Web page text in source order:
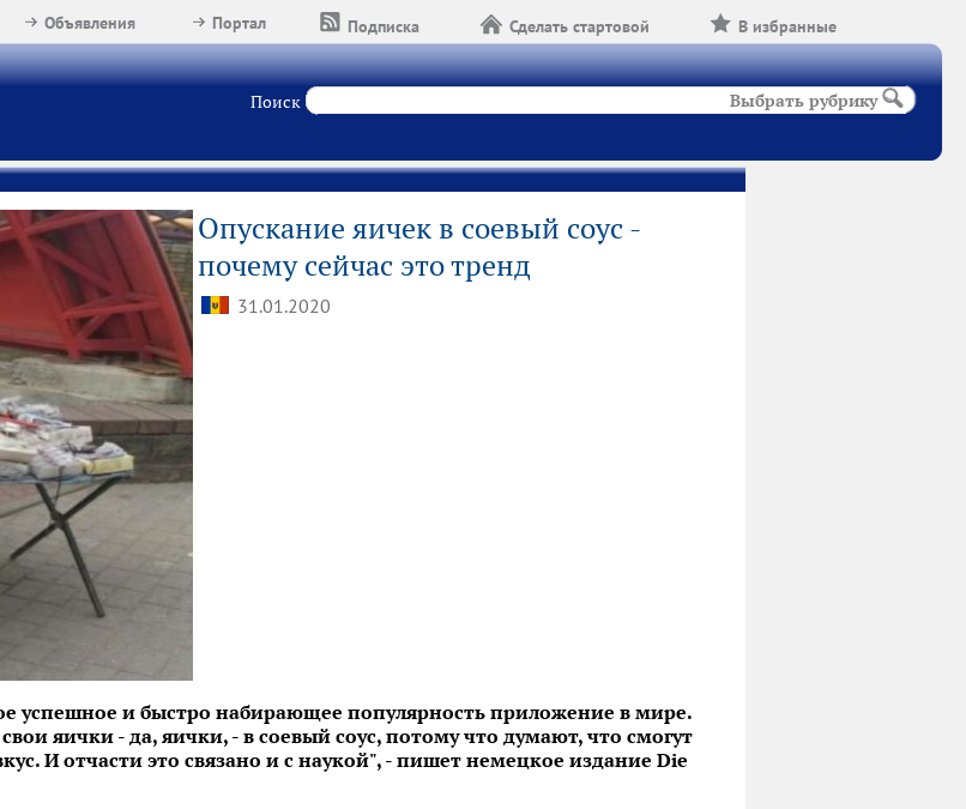
В избранные
Сделать стартовой
Подписка
Портал
Объявления
Поиск Выбрать рубрику
Опускание яичек в соевый соус -
почему сейчас это тренд
31.01.2020
успешное и быстро набирающее популярность приложение в мире.
яички - да, яички, - в соевый соус, потому что думают, что смогут
И отчасти это связано и с наукой", - пишет немецкое издание Die